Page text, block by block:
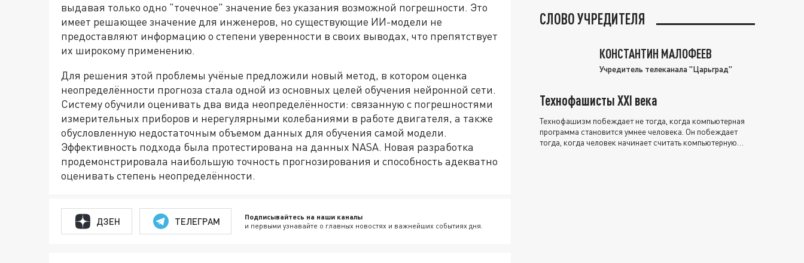
выдавая только одно "точечное" значение без указания возможной погрешности. Это
имеет решающее значение для инженеров, но существующие ИИ-модели не
предоставляют информацию о степени уверенности в своих выводах, что препятствует
их широкому применению.
Для решения этой проблемы учёные предложили новый метод, в котором оценка
неопределённости прогноза стала одной из основных целей обучения нейронной сети.
Систему обучили оценивать два вида неопределённости: связанную с погрешностями
измерительных приборов и нерегулярными колебаниями в работе двигателя, а также
обусловленную недостаточным объемом данных для обучения самой модели.
Эффективность подхода была протестирована на данных NASA. Новая разработка
продемонстрировала наибольшую точность прогнозирования и способность адекватно
оценивать степень неопределённости.
ДЗЕН ТЕЛЕГРАМ Подписывайтесь на наши каналы
и первыми узнавайте о главных новостях и важнейших событиях дня.
СЛОВО УЧРЕДИТЕЛЯ
КОНСТАНТИН МАЛОФЕЕВ
Учредитель телеканала "Царьград"
Технофашисты XXI века
Технофашизм побеждает не тогда, когда компьютерная
программа становится умнее человека. Он побеждает
тогда, когда человек начинает считать компьютерную